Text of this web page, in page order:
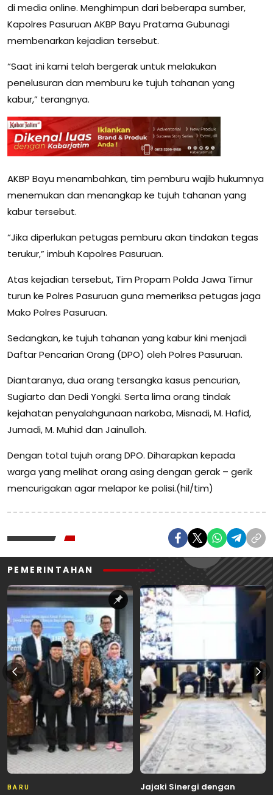
di media online. Menghimpun dari beberapa sumber,
Kapolres Pasuruan AKBP Bayu Pratama Gubunagi
membenarkan kejadian tersebut.
“Saat ini kami telah bergerak untuk melakukan
penelusuran dan memburu ke tujuh tahanan yang
kabur,” terangnya.
AKBP Bayu menambahkan, tim pemburu wajib hukumnya
menemukan dan menangkap ke tujuh tahanan yang
kabur tersebut.
“Jika diperlukan petugas pemburu akan tindakan tegas
terukur,” imbuh Kapolres Pasuruan.
Atas kejadian tersebut, Tim Propam Polda Jawa Timur
turun ke Polres Pasuruan guna memeriksa petugas jaga
Mako Polres Pasuruan.
Sedangkan, ke tujuh tahanan yang kabur kini menjadi
Daftar Pencarian Orang (DPO) oleh Polres Pasuruan.
Diantaranya, dua orang tersangka kasus pencurian,
Sugiarto dan Dedi Yongki. Serta lima orang tindak
kejahatan penyalahgunaan narkoba, Misnadi, M. Hafid,
Jumadi, M. Muhid dan Jainulloh.
Dengan total tujuh orang DPO. Diharapkan kepada
warga yang melihat orang asing dengan gerak – gerik
mencurigakan agar melapor ke polisi.(hil/tim)
PEMERINTAHAN
BARU
Jajaki Sinergi dengan